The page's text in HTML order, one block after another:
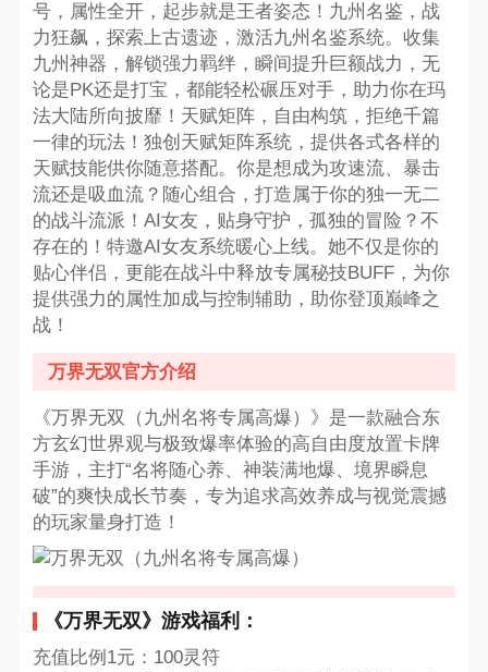
号，属性全开，起步就是王者姿态！九州名鉴，战
力狂飙，探索上古遗迹，激活九州名鉴系统。收集
九州神器，解锁强力羁绊，瞬间提升巨额战力，无
论是PK还是打宝，都能轻松碾压对手，助力你在玛
法大陆所向披靡！天赋矩阵，自由构筑，拒绝千篇
一律的玩法！独创天赋矩阵系统，提供各式各样的
天赋技能供你随意搭配。你是想成为攻速流、暴击
流还是吸血流？随心组合，打造属于你的独一无二
的战斗流派！AI女友，贴身守护，孤独的冒险？不
存在的！特邀AI女友系统暖心上线。她不仅是你的
贴心伴侣，更能在战斗中释放专属秘技BUFF，为你
提供强力的属性加成与控制辅助，助你登顶巅峰之
战！
万界无双官方介绍
《万界无双（九州名将专属高爆）》是一款融合东
方玄幻世界观与极致爆率体验的高自由度放置卡牌
手游，主打“名将随心养、神装满地爆、境界瞬息
破”的爽快成长节奏，专为追求高效养成与视觉震撼
的玩家量身打造！
《万界无双》游戏福利：
充值比例1元：100灵符